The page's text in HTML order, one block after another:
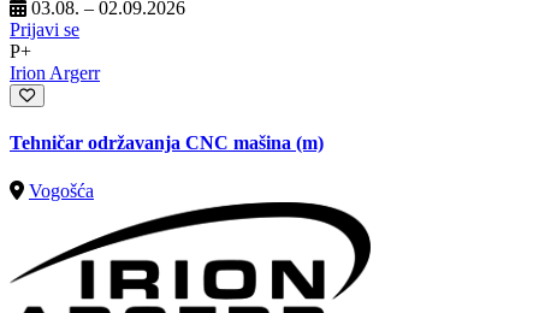
03.08. – 02.09.2026
Prijavi se
P+
Irion Argerr
Tehničar održavanja CNC mašina (m)
Vogošća